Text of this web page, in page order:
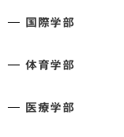
国際学部
体育学部
医療学部